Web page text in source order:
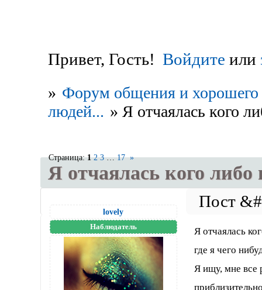
Привет, Гость! Войдите или
» Форум общения и хорошего
людей... » Я отчаялась кого
Я отчаялась кого либо
Страница:1 2 3 … 17 »
lovely
Наблюдатель
Я отчаялась
где я чего
Я ищу, мне все